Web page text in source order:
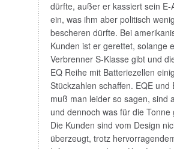
dürfte, außer er kassiert sein E-
ein, was ihm aber politisch
bescheren dürfte. Bei
Kunden ist er gerettet, solange
Verbrenner S-Klasse gibt und
EQ Reihe mit Batteriezellen
Stückzahlen schaffen. EQE und
muß man leider so sagen, sind
und dennoch was für die Tonne
Die Kunden sind vom Design
überzeugt, trotz